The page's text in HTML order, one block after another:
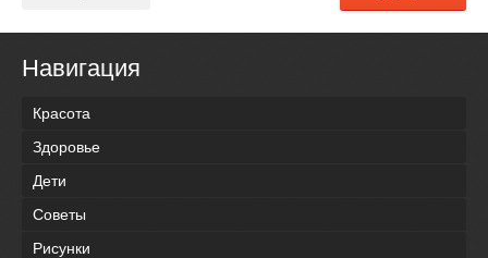
Навигация
Красота
Здоровье
Дети
Советы
Рисунки